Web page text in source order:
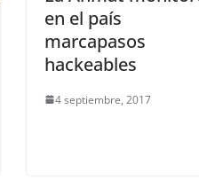
en el país
marcapasos
hackeables
4 septiembre, 2017